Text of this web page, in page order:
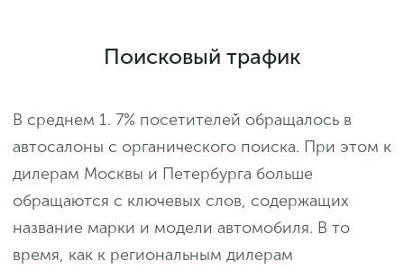
Поисковый трафик
В среднем 1. 7% посетителей обращалось в
автосалоны с органического поиска. При этом к
дилерам Москвы и Петербурга больше
обращаются с ключевых слов, содержащих
название марки и модели автомобиля. В то
время, как к региональным дилерам